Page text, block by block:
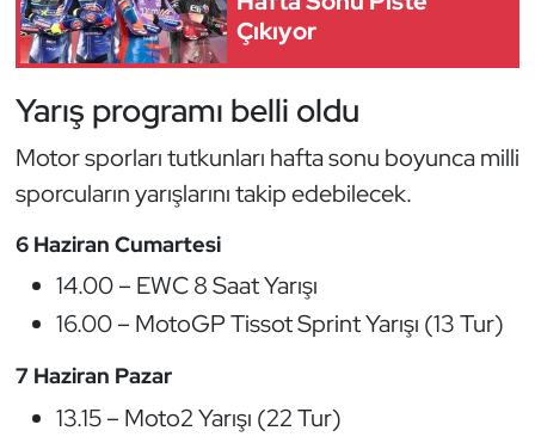
Çıkıyor
Yarış programı belli oldu
Motor sporları tutkunları hafta sonu boyunca milli
sporcuların yarışlarını takip edebilecek.
6 Haziran Cumartesi
14.00 – EWC 8 Saat Yarışı
16.00 – MotoGP Tissot Sprint Yarışı (13 Tur)
7 Haziran Pazar
13.15 – Moto2 Yarışı (22 Tur)
Kürek
Masa Tenisi
Modern Pentatlon
Motor Sporları
Muay Thai
Optimist